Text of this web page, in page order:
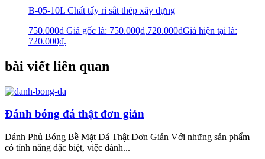
B-05-10L Chất tẩy rỉ sắt thép xây dựng
750.000₫ Giá gốc là: 750.000₫.720.000₫Giá hiện tại là:
720.000₫.
bài viết liên quan
Đánh bóng đá thật đơn giản
Đánh Phủ Bóng Bề Mặt Đá Thật Đơn Giản Với những sản phẩm
có tính năng đặc biệt, việc đánh...